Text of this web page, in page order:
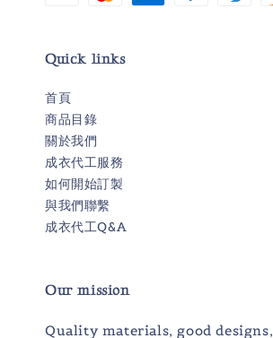
Quick links
首頁
商品目錄
關於我們
成衣代工服務
如何開始訂製
與我們聯繫
成衣代工Q&A
Our mission
Quality materials, good designs,